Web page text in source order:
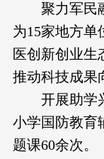
聚力军民
为15家地方单
医创新创业生
推动科技成果
开展助学
小学国防教育
题课60余次。